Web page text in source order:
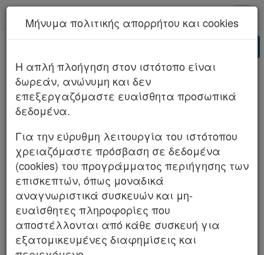
Νέα υπηρεσία Kodiko Assistant.Περισσότερα
ΣΤΕ 1499/2025 (ΤΜΗΜΑ Β)
Μήνυμα πολιτικής απορρήτου και cookies
H απλή πλοήγηση στον ιστότοπο είναι
δωρεάν, ανώνυμη και δεν
επεξεργαζόμαστε ευαίσθητα προσωπικά
δεδομένα.
Για την εύρυθμη λειτουργία του ιστότοπου
χρειαζόμαστε πρόσβαση σε δεδομένα
(cookies) του προγράμματος περιήγησης των
επισκεπτών, όπως μοναδικά
αναγνωριστικά συσκευών και μη-
ευαίσθητες πληροφορίες που
αποστέλλονται από κάθε συσκευή για
εξατομικευμένες διαφημίσεις και